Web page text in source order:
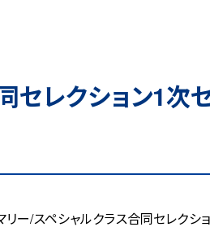
レクション1次
リー/スペシャルクラス合同セレク